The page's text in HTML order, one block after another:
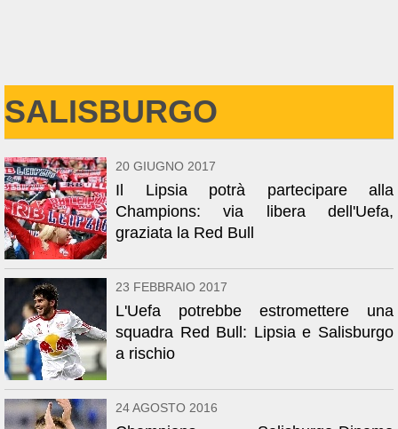
SALISBURGO
20 GIUGNO 2017
Il Lipsia potrà partecipare alla
Champions: via libera dell'Uefa,
graziata la Red Bull
23 FEBBRAIO 2017
L'Uefa potrebbe estromettere una
squadra Red Bull: Lipsia e Salisburgo
a rischio
24 AGOSTO 2016